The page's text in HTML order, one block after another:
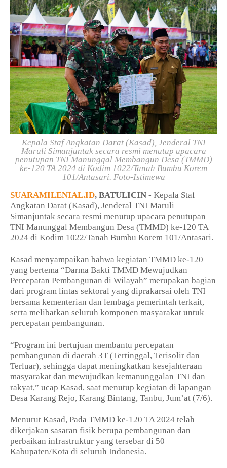
Kepala Staf Angkatan Darat (Kasad), Jenderal TNI
Maruli Simanjuntak secara resmi menutup upacara
penutupan TNI Manunggal Membangun Desa (TMMD)
ke-120 TA 2024 di Kodim 1022/Tanah Bumbu Korem
101/Antasari. Foto-Istimewa
SUARAMILENIAL.ID, BATULICIN - Kepala Staf
Angkatan Darat (Kasad), Jenderal TNI Maruli
Simanjuntak secara resmi menutup upacara penutupan
TNI Manunggal Membangun Desa (TMMD) ke-120 TA
2024 di Kodim 1022/Tanah Bumbu Korem 101/Antasari.
Kasad menyampaikan bahwa kegiatan TMMD ke-120
yang bertema “Darma Bakti TMMD Mewujudkan
Percepatan Pembangunan di Wilayah” merupakan bagian
dari program lintas sektoral yang diprakarsai oleh TNI
bersama kementerian dan lembaga pemerintah terkait,
serta melibatkan seluruh komponen masyarakat untuk
percepatan pembangunan.
“Program ini bertujuan membantu percepatan
pembangunan di daerah 3T (Tertinggal, Terisolir dan
Terluar), sehingga dapat meningkatkan kesejahteraan
masyarakat dan mewujudkan kemanunggalan TNI dan
rakyat,” ucap Kasad, saat menutup kegiatan di lapangan
Desa Karang Rejo, Karang Bintang, Tanbu, Jum’at (7/6).
Menurut Kasad, Pada TMMD ke-120 TA 2024 telah
dikerjakan sasaran fisik berupa pembangunan dan
perbaikan infrastruktur yang tersebar di 50
Kabupaten/Kota di seluruh Indonesia.